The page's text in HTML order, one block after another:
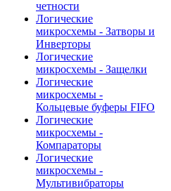
четности
Логические
микросхемы - Затворы и
Инверторы
Логические
микросхемы - Защелки
Логические
микросхемы -
Кольцевые буферы FIFO
Логические
микросхемы -
Компараторы
Логические
микросхемы -
Мультивибраторы